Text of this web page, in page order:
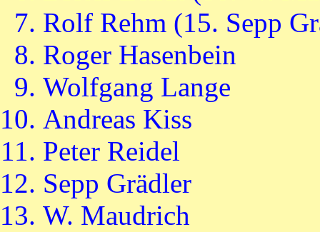
Rolf Rehm (15. Sepp
Roger Hasenbein
Wolfgang Lange
Andreas Kiss
Peter Reidel
Sepp Grädler
W. Maudrich